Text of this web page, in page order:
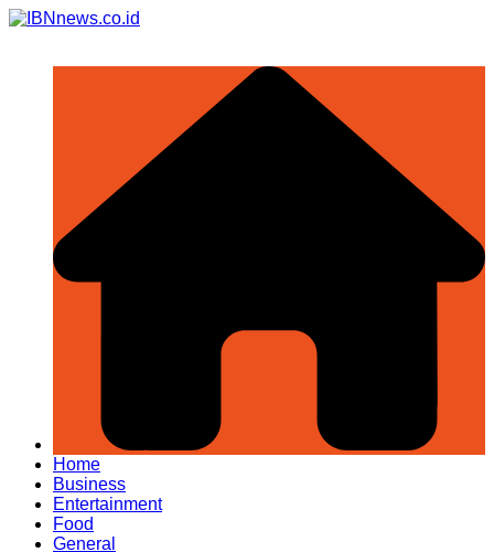
Skip
Home
Business
Entertainment
Food
General